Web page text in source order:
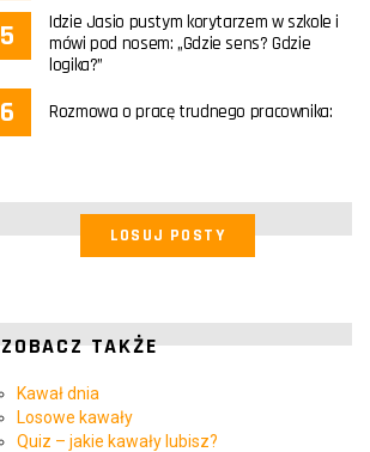
Idzie Jasio pustym korytarzem w szkole i
mówi pod nosem: „Gdzie sens? Gdzie
logika?”
Rozmowa o pracę trudnego pracownika:
LOSUJ POSTY
ZOBACZ TAKŻE
Kawał dnia
Losowe kawały
Quiz – jakie kawały lubisz?